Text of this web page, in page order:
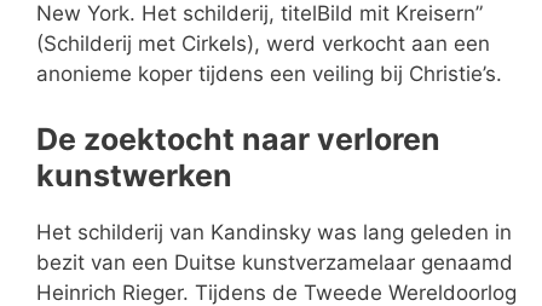
New York. Het schilderij, titelBild mit Kreisern”
(Schilderij met Cirkels), werd verkocht aan een
anonieme koper tijdens een veiling bij Christie’s.
De zoektocht naar verloren
kunstwerken
Het schilderij van Kandinsky was lang geleden in
bezit van een Duitse kunstverzamelaar genaamd
Heinrich Rieger. Tijdens de Tweede Wereldoorlog